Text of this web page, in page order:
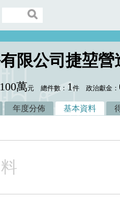
限公司捷堃營
100萬元 總件數： 1件 政治獻金：
年度分佈 基本資料